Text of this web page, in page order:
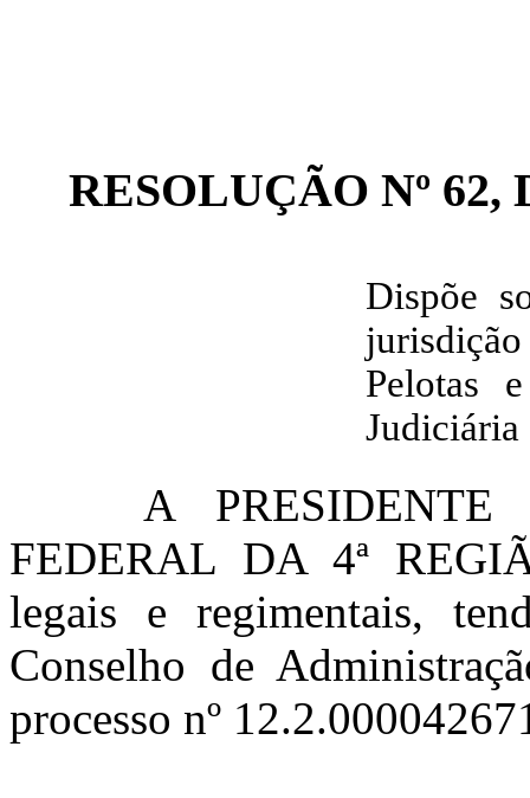
RESOLUÇÃO Nº 62,
Dispõe
jurisdição
Pelotas
Judiciária
A
FEDERAL DA 4ª
legais e regimentais,
Conselho de
processo nº